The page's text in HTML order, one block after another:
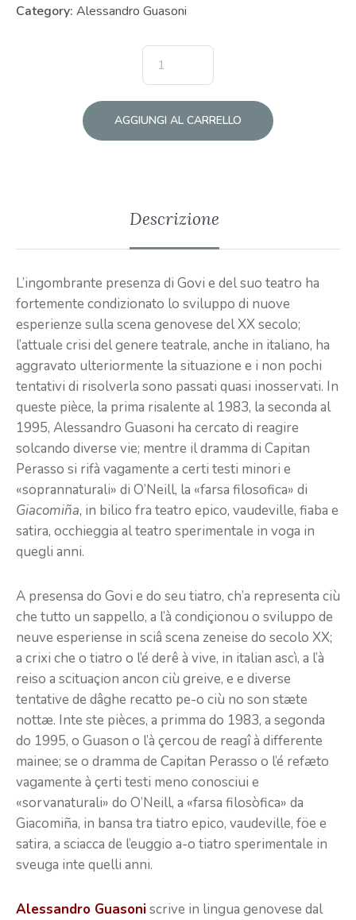
Category: Alessandro Guasoni
AGGIUNGI AL CARRELLO
Descrizione
L’ingombrante presenza di Govi e del suo teatro ha
fortemente condizionato lo sviluppo di nuove
esperienze sulla scena genovese del XX secolo;
l’attuale crisi del genere teatrale, anche in italiano, ha
aggravato ulteriormente la situazione e i non pochi
tentativi di risolverla sono passati quasi inosservati. In
queste pièce, la prima risalente al 1983, la seconda al
1995, Alessandro Guasoni ha cercato di reagire
solcando diverse vie; mentre il dramma di Capitan
Perasso si rifà vagamente a certi testi minori e
«soprannaturali» di O’Neill, la «farsa filosofica» di
Giacomiña, in bilico fra teatro epico, vaudeville, fiaba e
satira, occhieggia al teatro sperimentale in voga in
quegli anni.
A presensa do Govi e do seu tiatro, ch’a representa ciù
che tutto un sappello, a l’à condiçionou o sviluppo de
neuve esperiense in sciâ scena zeneise do secolo XX;
a crixi che o tiatro o l’é derê à vive, in italian ascì, a l’à
reiso a scituaçion ancon ciù greive, e e diverse
tentative de dâghe recatto pe-o ciù no son stæte
nottæ. Inte ste pièces, a primma do 1983, a segonda
do 1995, o Guason o l’à çercou de reagî à differente
mainee; se o dramma de Capitan Perasso o l’é refæto
vagamente à çerti testi meno conosciui e
«sorvanaturali» do O’Neill, a «farsa filosòfica» da
Giacomiña, in bansa tra tiatro epico, vaudeville, föe e
satira, a sciacca de l’euggio a-o tiatro sperimentale in
sveuga inte quelli anni.
Alessandro Guasoniscrive in lingua genovese dal